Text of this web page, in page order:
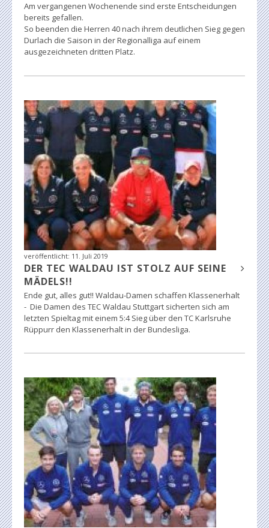
Am vergangenen Wochenende sind erste Entscheidungen
bereits gefallen.
So beenden die Herren 40 nach ihrem deutlichen Sieg gegen
Durlach die Saison in der Regionalliga auf einem
ausgezeichneten dritten Platz.
veröffentlicht: 11. Juli 2019
DER TEC WALDAU IST STOLZ AUF SEINE
MÄDELS!!
Ende gut, alles gut!! Waldau-Damen schaffen Klassenerhalt
- Die Damen des TEC Waldau Stuttgart sicherten sich am
letzten Spieltag mit einem 5:4 Sieg über den TC Karlsruhe
Rüppurr den Klassenerhalt in der Bundesliga.